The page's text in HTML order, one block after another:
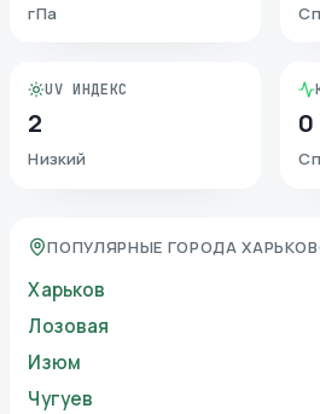
гПа
UV ИНДЕКС
2
Низкий
0
ПОПУЛЯРНЫЕ ГОРОДА
Харьков
Лозовая
Изюм
Чугуев